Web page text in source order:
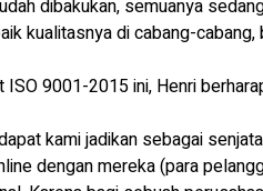
dibakukan, semuanya
kualitasnya di cabang-
ISO 9001-2015 ini, Henri
kami jadikan sebagai
dengan mereka (para